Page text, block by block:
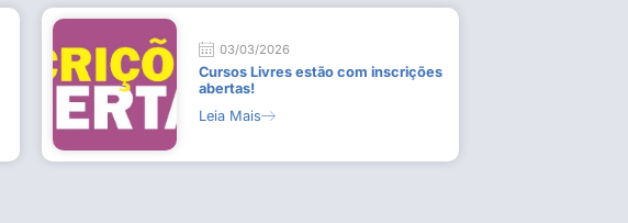
03/03/2026
Cursos Livres estão com inscrições
abertas!
Leia Mais